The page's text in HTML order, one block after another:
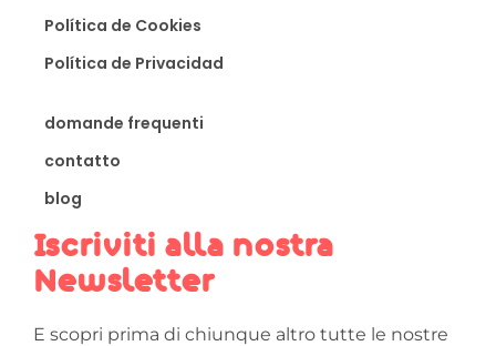
Política de Cookies
Política de Privacidad
domande frequenti
contatto
blog
Iscriviti alla nostra
Newsletter
E scopri prima di chiunque altro tutte le nostre